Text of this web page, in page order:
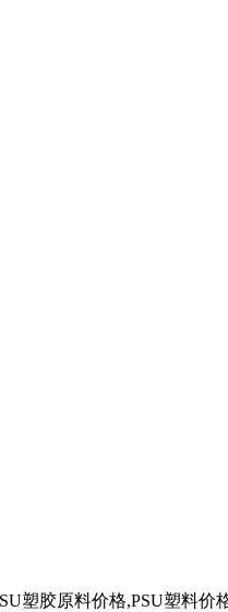
塑胶原料价格,PSU塑料价